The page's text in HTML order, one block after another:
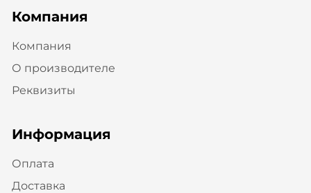
Компания
Компания
О производителе
Реквизиты
Информация
Оплата
Доставка